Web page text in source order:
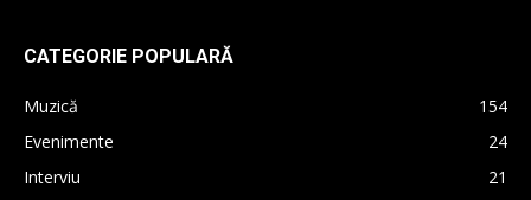
CATEGORIE POPULARĂ
Muzică
154
Evenimente
24
Interviu
21